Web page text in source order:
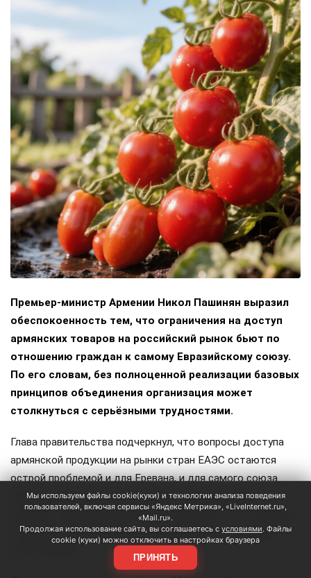
Премьер-министр Армении Никол Пашинян выразил
обеспокоенность тем, что ограничения на доступ
армянских товаров на российский рынок бьют по
отношению граждан к самому Евразийскому союзу.
По его словам, без полноценной реализации базовых
принципов объединения организация может
столкнуться с серьёзными трудностями.
Глава правительства подчеркнул, что вопросы доступа
армянской продукции на рынки стран ЕАЭС остаются
острой проблемой и для Еревана, и для самого союза.
При этом он признал, что каждая страна должна
работать над качеством своих товаров, но этот процесс
не должен сопровождаться негативными оценками и
Мы используем файлы cookie(куки) и технологии анализа поведения
пользователей, включая сервисы «Яндекс Метрика», «LiveInternet.ru»,
«Mail.ru».
Продолжая использование сайта, вы соглашаетесь с условиями. Файлы
cookie (куки) можно отключить в настройках браузера
ПРИНЯТЬ